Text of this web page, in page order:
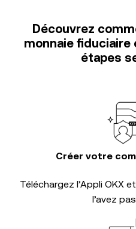
Découvrez
monnaie
étapes
Créer votre
Téléchargez l’Appli OKX
l’avez